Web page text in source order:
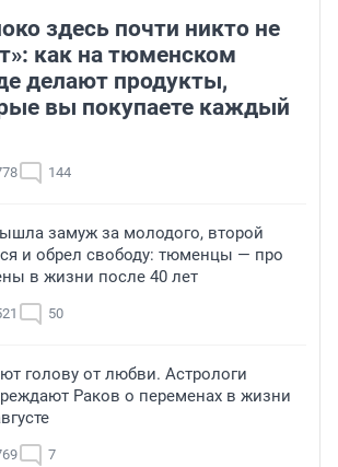
здесь почти никто не
как на тюменском
делают продукты,
вы покупаете каждый
144
замуж за молодого, второй
и обрел свободу: тюменцы — про
в жизни после 40 лет
50
голову от любви. Астрологи
Раков о переменах в жизни
7